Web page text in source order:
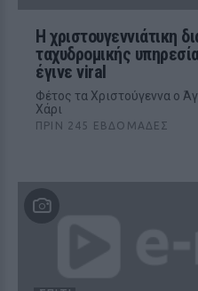
Η χριστουγεννιάτικη
ταχυδρομικής
έγινε viral
Φέτος τα Χριστούγεννα ο
Χάρι
ΠΡΙΝ 245 ΕΒΔΟΜΆΔΕΣ